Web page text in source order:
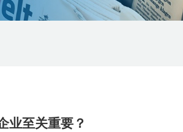
业至关重要？